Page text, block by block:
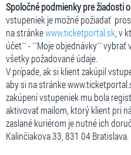
Spoločné podmienky pre žiadosti
vstupeniek je možné požiadať
na stránkewww.ticketportal.sk , v
účet`` - ``Moje objednávky``
všetky požadované údaje.
V prípade, ak si klient zakúpil
aby si na stránke
zakúpení vstupeniek mu bola
aktivovať mailom, ktorý klient pri
zaslané kuriérom je nutné ich
Kalinčiakova 33, 831 04 Bratislava.